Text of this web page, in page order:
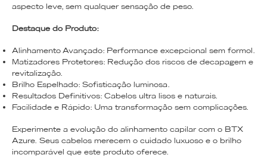
aspecto leve, sem qualquer sensação de peso.
Destaque do Produto:
Alinhamento Avançado: Performance excepcional sem formol.
Matizadores Protetores: Redução dos riscos de decapagem e
revitalização.
Brilho Espelhado: Sofisticação luminosa.
Resultados Definitivos: Cabelos ultra lisos e naturais.
Facilidade e Rápido: Uma transformação sem complicações.
Experimente a evolução do alinhamento capilar com o BTX
Azure. Seus cabelos merecem o cuidado luxuoso e o brilho
incomparável que este produto oferece.